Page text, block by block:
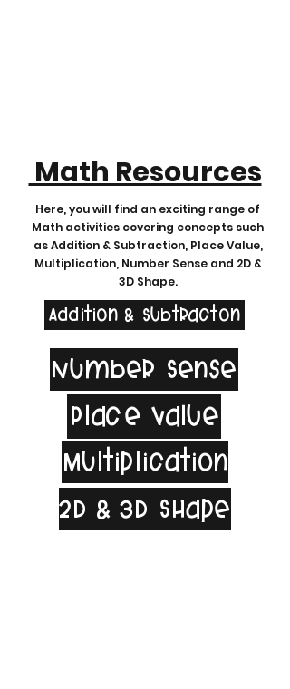
Math Resources
Here, you will find an exciting range of
Math activities covering concepts such
as Addition & Subtraction, Place Value,
Multiplication, Number Sense and 2D &
3D Shape.
Addition & Subtracton
Number Sense
Place Value
Multiplication
2D & 3D Shape